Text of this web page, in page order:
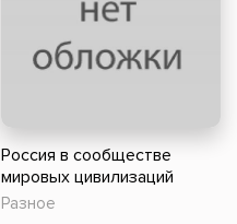
Россия в сообществе
мировых цивилизаций
Разное